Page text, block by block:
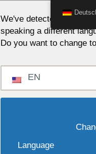
We've detected you might
speaking a different
Do you want to change
EN